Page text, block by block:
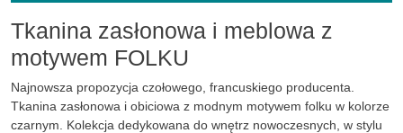
Tkanina zasłonowa i meblowa z
motywem FOLKU
Najnowsza propozycja czołowego, francuskiego producenta.
Tkanina zasłonowa i obiciowa z modnym motywem folku w kolorze
czarnym. Kolekcja dedykowana do wnętrz nowoczesnych, w stylu